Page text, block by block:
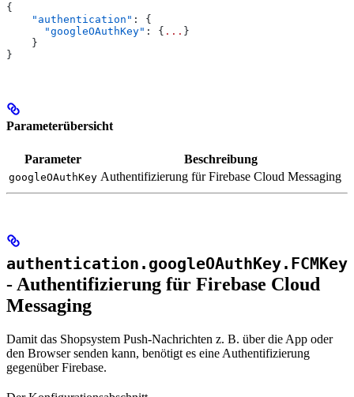
{
    "authentication"
: {
      "googleOAuthKey"
: { ... }
    }
}
Parameterübersicht
Parameter Beschreibung
googleOAuthKey Authentifizierung für Firebase Cloud Messaging
authentication.googleOAuthKey.FCMKey
- Authentifizierung für Firebase Cloud
Messaging
Damit das Shopsystem Push-Nachrichten z. B. über die App oder
den Browser senden kann, benötigt es eine Authentifizierung
gegenüber Firebase.